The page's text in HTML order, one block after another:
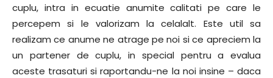
cuplu, intra in ecuatie anumite calitati pe care le
percepem si le valorizam la celalalt. Este util sa
realizam ce anume ne atrage pe noi si ce apreciem la
un partener de cuplu, in special pentru a evalua
aceste trasaturi si raportandu-ne la noi insine – daca